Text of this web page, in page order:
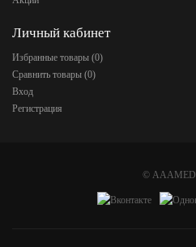
Личный кабинет
Избранные товары (0)
Сравнить товары (0)
Вход
Регистрация
© AAAMED